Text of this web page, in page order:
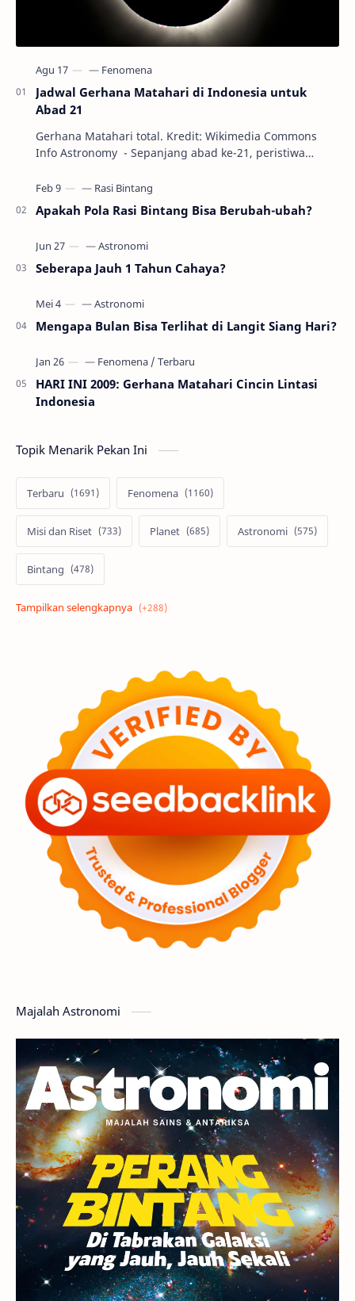
Jadwal Gerhana Matahari di Indonesia untuk
Abad 21
Gerhana Matahari total. Kredit: Wikimedia Commons
Info Astronomy - Sepanjang abad ke-21, peristiwa
Apakah Pola Rasi Bintang Bisa Berubah-ubah?
Seberapa Jauh 1 Tahun Cahaya?
Mengapa Bulan Bisa Terlihat di Langit Siang Hari?
HARI INI 2009: Gerhana Matahari Cincin Lintasi
Indonesia
Topik Menarik Pekan Ini
Terbaru Fenomena
Misi dan Riset Planet Astronomi
Bintang
Alam semesta Galaksi
Tata Surya Hype
Asteroid Observasi
Premium Komet Bulan
Penelitian Serba-serbi Satelit
Luar Angkasa Video Aurora
Supernova Nebula Sponsored
Mars Planet Katai
GMT 2016
Planet Kerdil Bumi Pengetahuan
Berita Hujan Meteor Satelit Alami
Rasi Bintang Teleskop Saturnus
GBT 2018 UFO Advertorial
Astrofotografi
Stasiun Luar Angkasa Internasional
Gugus Bintang Menarik Dibaca
Majalah Astronomi